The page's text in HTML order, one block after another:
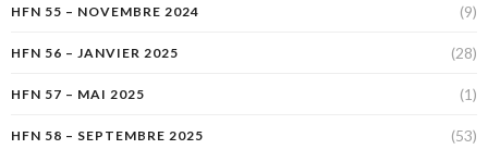
HFN 55 – NOVEMBRE 2024 (9)
HFN 56 – JANVIER 2025 (28)
HFN 57 – MAI 2025 (1)
HFN 58 – SEPTEMBRE 2025 (53)